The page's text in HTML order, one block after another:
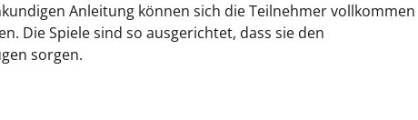
Anleitung können sich die Teilnehmer vollkommen
Die Spiele sind so ausgerichtet, dass sie den
sorgen.